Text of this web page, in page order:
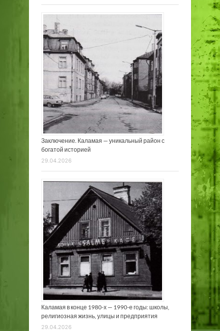
Заключение. Каламая — уникальный район с
богатой историей
29.04.2026
Каламая в конце 1980-х — 1990-е годы: школы,
религиозная жизнь, улицы и предприятия
29.04.2026